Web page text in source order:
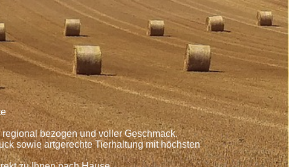
bezogen und voller Geschmack.
sowie artgerechte Tierhaltung mit höchsten